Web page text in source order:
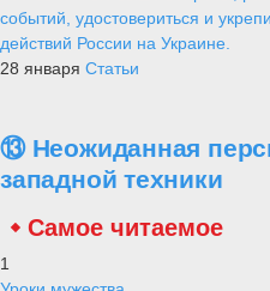
событий, удостовериться и
действий России на Украине.
28 января Статьи
⑬ Неожиданная
западной техники
Самое читаемое
1